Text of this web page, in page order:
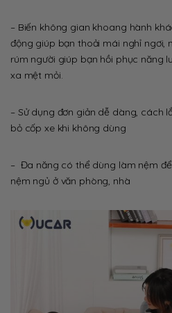
– Biến không gian khoang hành
động giúp bạn thoải mái nghỉ ngơi,
rúm người giúp bạn hồi phục năng
xa mệt mỏi.
– Sử dụng đơn giản dễ dàng, cách
bỏ cốp xe khi không dùng
– Đa năng có thể dùng làm nệm
nệm ngủ ở văn phòng, nhà